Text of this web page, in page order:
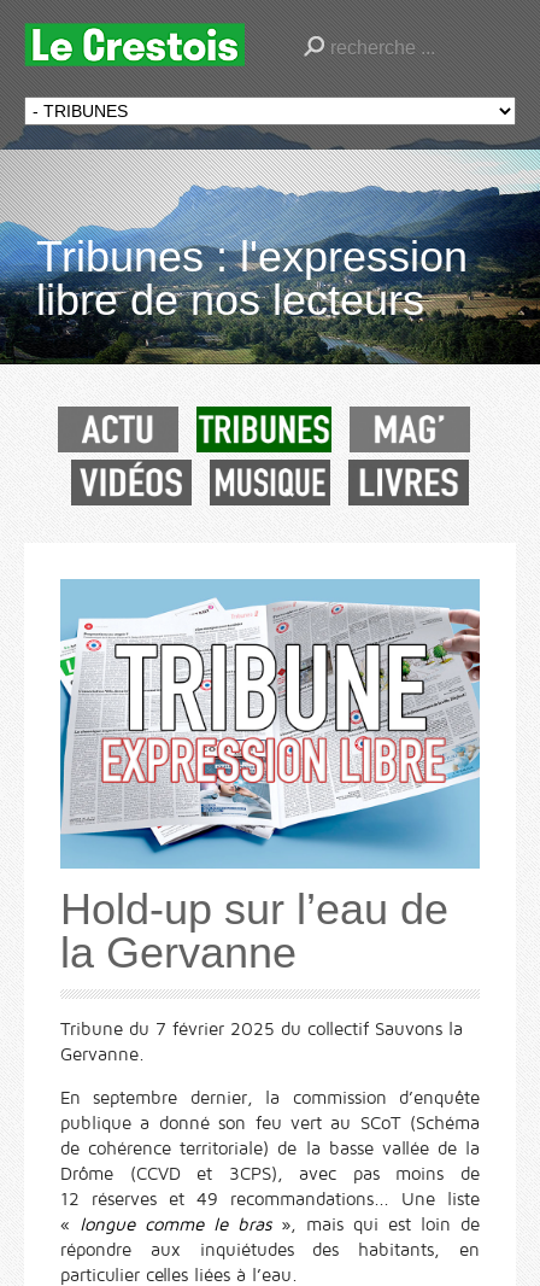
Tribunes : l'expression
libre de nos lecteurs
Hold-up sur l’eau de
la Gervanne
Tribune du 7 février 2025 du collectif Sauvons la
Gervanne.
En septembre dernier, la commission d’enquête
publique a donné son feu vert au SCoT (Schéma
de cohérence territoriale) de la basse vallée de la
Drôme (CCVD et 3CPS), avec pas moins de
12 réserves et 49 recommandations... Une liste
« longue comme le bras », mais qui est loin de
répondre aux inquiétudes des habitants, en
particulier celles liées à l’eau.